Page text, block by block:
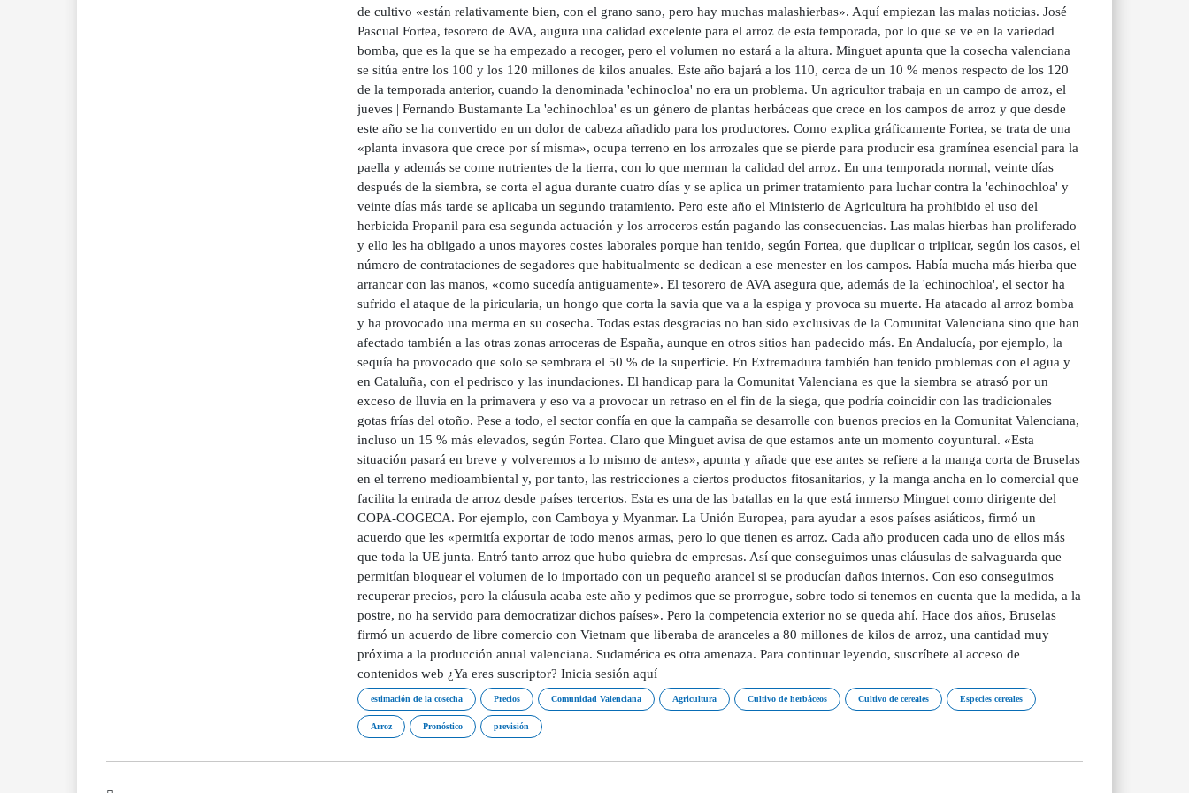
de cultivo «están relativamente bien, con el grano sano, pero hay muchas malashierbas». Aquí empiezan las malas noticias. José
Pascual Fortea, tesorero de AVA, augura una calidad excelente para el arroz de esta temporada, por lo que se ve en la variedad
bomba, que es la que se ha empezado a recoger, pero el volumen no estará a la altura. Minguet apunta que la cosecha valenciana
se sitúa entre los 100 y los 120 millones de kilos anuales. Este año bajará a los 110, cerca de un 10 % menos respecto de los 120
de la temporada anterior, cuando la denominada 'echinocloa' no era un problema. Un agricultor trabaja en un campo de arroz, el
jueves | Fernando Bustamante La 'echinochloa' es un género de plantas herbáceas que crece en los campos de arroz y que desde
este año se ha convertido en un dolor de cabeza añadido para los productores. Como explica gráficamente Fortea, se trata de una
«planta invasora que crece por sí misma», ocupa terreno en los arrozales que se pierde para producir esa gramínea esencial para la
paella y además se come nutrientes de la tierra, con lo que merman la calidad del arroz. En una temporada normal, veinte días
después de la siembra, se corta el agua durante cuatro días y se aplica un primer tratamiento para luchar contra la 'echinochloa' y
veinte días más tarde se aplicaba un segundo tratamiento. Pero este año el Ministerio de Agricultura ha prohibido el uso del
herbicida Propanil para esa segunda actuación y los arroceros están pagando las consecuencias. Las malas hierbas han proliferado
y ello les ha obligado a unos mayores costes laborales porque han tenido, según Fortea, que duplicar o triplicar, según los casos, el
número de contrataciones de segadores que habitualmente se dedican a ese menester en los campos. Había mucha más hierba que
arrancar con las manos, «como sucedía antiguamente». El tesorero de AVA asegura que, además de la 'echinochloa', el sector ha
sufrido el ataque de la piricularia, un hongo que corta la savia que va a la espiga y provoca su muerte. Ha atacado al arroz bomba
y ha provocado una merma en su cosecha. Todas estas desgracias no han sido exclusivas de la Comunitat Valenciana sino que han
afectado también a las otras zonas arroceras de España, aunque en otros sitios han padecido más. En Andalucía, por ejemplo, la
sequía ha provocado que solo se sembrara el 50 % de la superficie. En Extremadura también han tenido problemas con el agua y
en Cataluña, con el pedrisco y las inundaciones. El handicap para la Comunitat Valenciana es que la siembra se atrasó por un
exceso de lluvia en la primavera y eso va a provocar un retraso en el fin de la siega, que podría coincidir con las tradicionales
gotas frías del otoño. Pese a todo, el sector confía en que la campaña se desarrolle con buenos precios en la Comunitat Valenciana,
incluso un 15 % más elevados, según Fortea. Claro que Minguet avisa de que estamos ante un momento coyuntural. «Esta
situación pasará en breve y volveremos a lo mismo de antes», apunta y añade que ese antes se refiere a la manga corta de Bruselas
en el terreno medioambiental y, por tanto, las restricciones a ciertos productos fitosanitarios, y la manga ancha en lo comercial que
facilita la entrada de arroz desde países tercertos. Esta es una de las batallas en la que está inmerso Minguet como dirigente del
COPA-COGECA. Por ejemplo, con Camboya y Myanmar. La Unión Europea, para ayudar a esos países asiáticos, firmó un
acuerdo que les «permitía exportar de todo menos armas, pero lo que tienen es arroz. Cada año producen cada uno de ellos más
que toda la UE junta. Entró tanto arroz que hubo quiebra de empresas. Así que conseguimos unas cláusulas de salvaguarda que
permitían bloquear el volumen de lo importado con un pequeño arancel si se producían daños internos. Con eso conseguimos
recuperar precios, pero la cláusula acaba este año y pedimos que se prorrogue, sobre todo si tenemos en cuenta que la medida, a la
postre, no ha servido para democratizar dichos países». Pero la competencia exterior no se queda ahí. Hace dos años, Bruselas
firmó un acuerdo de libre comercio con Vietnam que liberaba de aranceles a 80 millones de kilos de arroz, una cantidad muy
próxima a la producción anual valenciana. Sudamérica es otra amenaza. Para continuar leyendo, suscríbete al acceso de
contenidos web ¿Ya eres suscriptor? Inicia sesión aquí
estimación de la cosecha Precios Comunidad Valenciana Agricultura Cultivo de herbáceos Cultivo de cereales Especies cereales
Arroz Pronóstico previsión